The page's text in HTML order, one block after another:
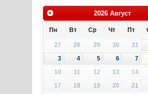
2026 Август
Пн Вт Ср Чт Пт
27 28 29 30 31
3
4 5 6 7
10
11 12 13 14
17
18 19 20 21